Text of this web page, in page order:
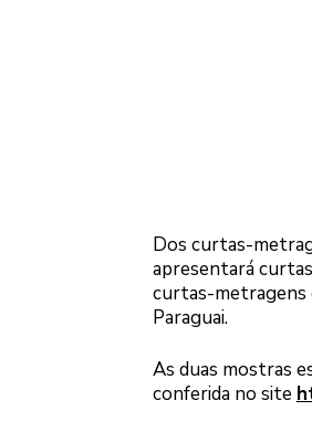
Dos curtas-
apresentará
curtas-metragens
Paraguai.
As duas mostras
conferida no site